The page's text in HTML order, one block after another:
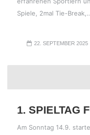
Spiele, 2mal Tie-
22. SEPTEMBER 2025
1. SPIELTAG
Am Sonntag 14.9.